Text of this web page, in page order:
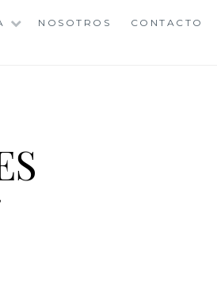
NOSOTROS
CONTACTO